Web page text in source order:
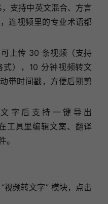
支持中英文混合、方言
连视频里的专业术语都
上传 30 条视频（支持
式），10 分钟视频转文
带时间戳，方便后期剪
字后支持一键导出
工具里编辑文案、翻译
。
视频转文字” 模块，点击